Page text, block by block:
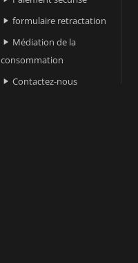
 formulaire retractation
 Médiation de la
consommation
 Contactez-nous